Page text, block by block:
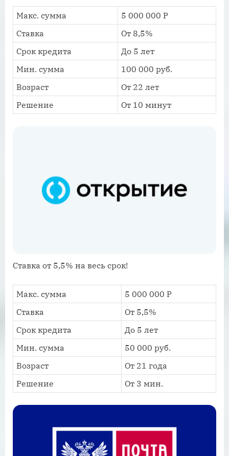
Макс. сумма
5 000 000 Р
Ставка
От 8,5%
Срок кредита
До 5 лет
Мин. сумма
100 000 руб.
Возраст
От 22 лет
Решение
От 10 минут
Ставка от 5,5% на весь срок!
Макс. сумма
5 000 000 Р
Ставка
От 5,5%
Срок кредита
До 5 лет
Мин. сумма
50 000 руб.
Возраст
От 21 года
Решение
От 3 мин.